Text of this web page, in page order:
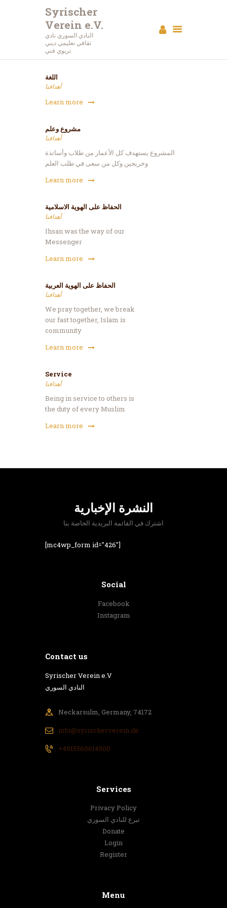
Syrischer
Verein e.V.
النادي السوري نادي
ثقافي تعليمي ديني
تربوي فني
Syrischer Verein e.V.
النادي السوري نادي ثقافي تعليمي ديني تربوي فني
الرئيسية
عن النادي
استديو الصور
اتصل بنا
اللغة
أهدافنا
Learn more
مشروع وعلم
أهدافنا
المشروع يستهدف كل الأعمار من طلاب وأساتذة
Learn more
الحفاظ على الهوية الاسلامية
أهدافنا
Ihsan was the way of our
Messenger
Learn more
الحفاظ على الهوية العربية
أهدافنا
We pray together, we break
our fast together, Islam is
community
Learn more
Service
أهدافنا
Being in service to others is
the duty of every Muslim
Learn more
النشرة الإخبارية
اشترك في القائمة البريدية الخاصة بنا
[mc4wp_form id="426"]
Social
Facebook
Instagram
Contact us
‎Syrischer Verein e.V
النادي السوري
Neckarsulm, Germany, 74172
info@syrischerverein.de
+4915560614500
Services
Privacy Policy
تبرع للنادي السوري
Donate
Login
Register
Menu